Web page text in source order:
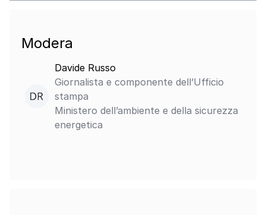
Modera
Davide Russo
Giornalista e componente dell’Ufficio
stampa
Ministero dell’ambiente e della sicurezza
energetica